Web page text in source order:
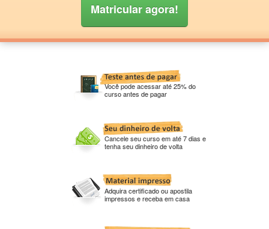
Matricular agora!
Você pode acessar até 25% do
curso antes de pagar
Cancele seu curso em até 7 dias e
tenha seu dinheiro de volta
Adquira certificado ou apostila
impressos e receba em casa